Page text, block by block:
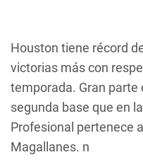
Houston tiene récord
victorias más con
temporada. Gran parte
segunda base que en
Profesional pertenece
Magallanes. n